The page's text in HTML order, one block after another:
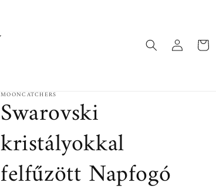
BejelentkezésKosár
MOONCATCHERS
Swarovski
kristályokkal
felfűzött Napfogó